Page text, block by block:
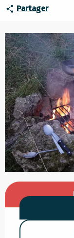
Partager
Ouverture et